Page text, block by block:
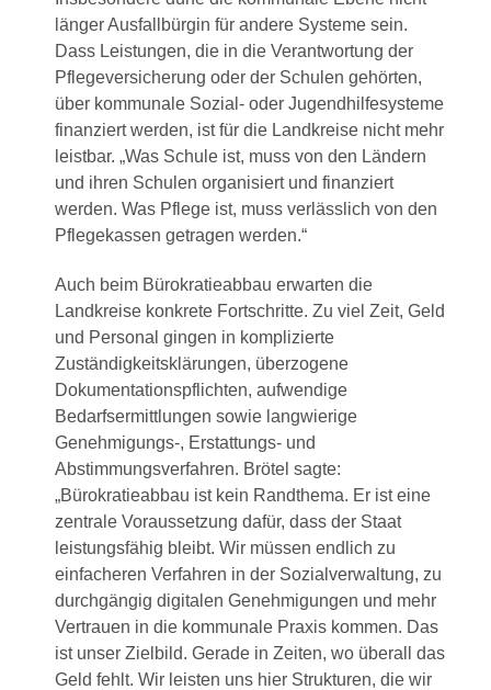
länger Ausfallbürgin für andere Systeme sein.
Dass Leistungen, die in die Verantwortung der
Pflegeversicherung oder der Schulen gehörten,
über kommunale Sozial- oder Jugendhilfesysteme
finanziert werden, ist für die Landkreise nicht mehr
leistbar. „Was Schule ist, muss von den Ländern
und ihren Schulen organisiert und finanziert
werden. Was Pflege ist, muss verlässlich von den
Pflegekassen getragen werden.“
Auch beim Bürokratieabbau erwarten die
Landkreise konkrete Fortschritte. Zu viel Zeit, Geld
und Personal gingen in komplizierte
Zuständigkeitsklärungen, überzogene
Dokumentationspflichten, aufwendige
Bedarfsermittlungen sowie langwierige
Genehmigungs-, Erstattungs- und
Abstimmungsverfahren. Brötel sagte:
„Bürokratieabbau ist kein Randthema. Er ist eine
zentrale Voraussetzung dafür, dass der Staat
leistungsfähig bleibt. Wir müssen endlich zu
einfacheren Verfahren in der Sozialverwaltung, zu
durchgängig digitalen Genehmigungen und mehr
Vertrauen in die kommunale Praxis kommen. Das
ist unser Zielbild. Gerade in Zeiten, wo überall das
Geld fehlt. Wir leisten uns hier Strukturen, die wir